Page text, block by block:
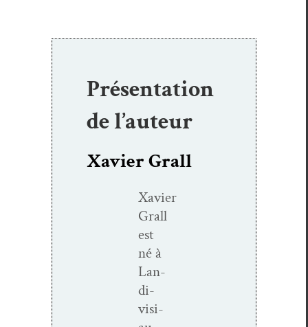
Présentation
de l’auteur
Xavier Grall
Xavier
Grall
est
né à
Lan­
di­
visi­